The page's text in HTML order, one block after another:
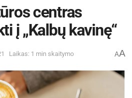
centras
į „Kalbų kavinę“
Laikas: 1 min skaitymo AA